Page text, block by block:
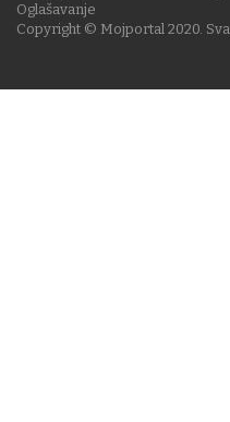
Copyright © Mojportal 2020.
Oglašavanje